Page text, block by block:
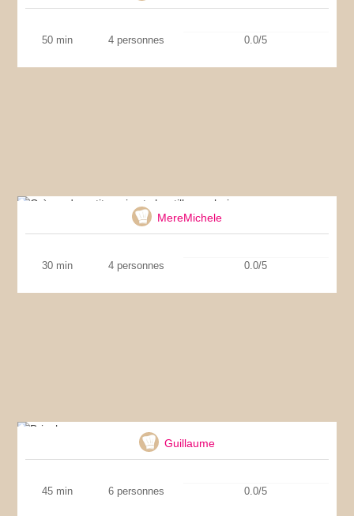
50 min 4 personnes 0.0/5
MereMichele
30 min 4 personnes 0.0/5
Guillaume
45 min 6 personnes 0.0/5